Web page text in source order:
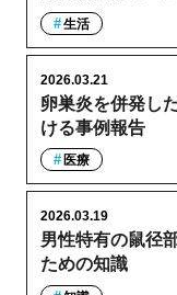
生活
卵巣炎を併発し
ける事例報告
2026.03.21
医療
男性特有の鼠径
ための知識
2026.03.19